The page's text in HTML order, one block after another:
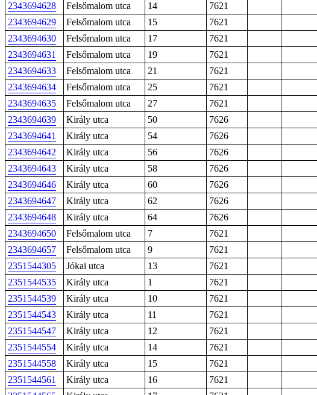
2343694628
Felsőmalom utca 14 7621
2343694629
Felsőmalom utca 15 7621
2343694630
Felsőmalom utca 17 7621
2343694631
Felsőmalom utca 19 7621
2343694633
Felsőmalom utca 21 7621
2343694634
Felsőmalom utca 25 7621
2343694635
Felsőmalom utca 27 7621
2343694639
Király utca 50 7626
2343694641
Király utca 54 7626
2343694642
Király utca 56 7626
2343694643
Király utca 58 7626
2343694646
Király utca 60 7626
2343694647
Király utca 62 7626
2343694648
Király utca 64 7626
2343694650
Felsőmalom utca 7 7621
2343694657
Felsőmalom utca 9 7621
2351544305
Jókai utca 13 7621
2351544535
Király utca 1 7621
2351544539
Király utca 10 7621
2351544543
Király utca 11 7621
2351544547
Király utca 12 7621
2351544554
Király utca 14 7621
2351544558
Király utca 15 7621
2351544561
Király utca 16 7621